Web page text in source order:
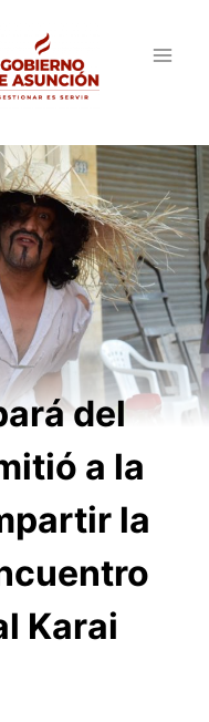
del
a la
la
Karai